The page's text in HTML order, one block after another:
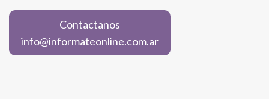
Contactanos
info@informateonline.com.ar